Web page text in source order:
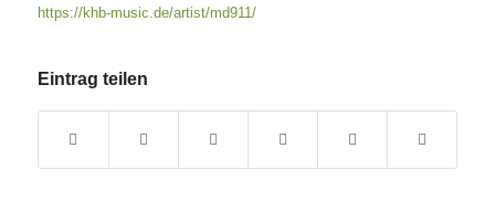
https://khb-music.de/artist/md911/
Eintrag teilen